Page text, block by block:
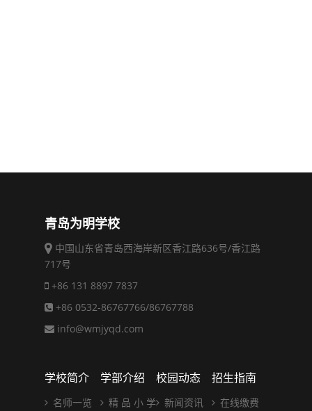
青岛为明学校
中国山东省青岛西海岸新区香江路636号/香江路
717号
+86 131 8897 7837
+86 0532-86767766/86767788
info@wmjyqd.com
学校简介
名师一览
学部介绍
精 品 小 学
校园动态
新闻资讯
招生指南
在线缴费